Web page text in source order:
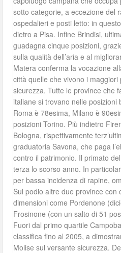
sotto categorie, a eccezione del
ospedalieri e posti letto: in
dietro a Pisa. Infine Brindisi,
guadagna cinque posizioni,
sulla qualità dell’aria e al
Matera conferma la vocazione
città quelle che vivono i
sicurezza. Tutte le province che
italiane si trovano nelle posizioni
Roma è 78esima, Milano è
posizioni Torino. Più indietro
Bologna, rispettivamente
graduatoria Savona, che paga
contro il patrimonio. Il primato
terza lo scorso anno. In
per bassa incidenza di rapine,
Sul podio altre due province con
dimensioni come Pordenone
Frosinone (con un salto di 51
Fuori dal primo quartile
classifica fino al 2005, a
Molise sul versante sicurezza.